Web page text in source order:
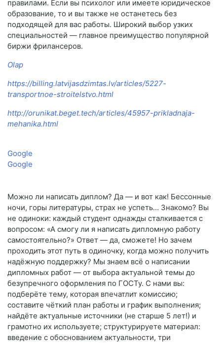
правилами. Если вы психолог или имеете юридическое
образование, то и вы также не останетесь без
подходящей для вас работы. Широкий выбор узких
специальностей — главное преимущество популярной
биржи фрилансеров.
Olap
https://billing.latvijasdzimtas.lv/articles/5227-
transportnoe-stroitelstvo.html
http://orunikat.beget.tech/articles/45957-prikladnaja-
mehanika.html
Google
Google
Можно ли написать диплом? Да — и вот как! Бессонные
ночи, горы литературы, страх не успеть… Знакомо? Вы
не одиноки: каждый студент однажды сталкивается с
вопросом: «А смогу ли я написать дипломную работу
самостоятельно?» Ответ — да, сможете! Но зачем
проходить этот путь в одиночку, когда можно получить
надёжную поддержку? Мы знаем всё о написании
дипломных работ — от выбора актуальной темы до
безупречного оформления по ГОСТу. С нами вы:
подберёте тему, которая впечатлит комиссию;
составите чёткий план работы и график выполнения;
найдёте актуальные источники (не старше 5 лет!) и
грамотно их используете; структурируете материал:
введение с обоснованием актуальности, три